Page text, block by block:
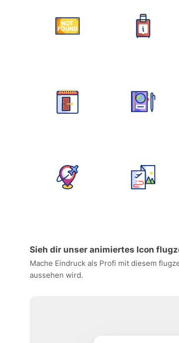
Sieh dir unser animiertes Icon
Mache Eindruck als Profi mit diesem
aussehen wird.